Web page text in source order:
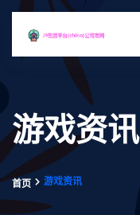
游戏资讯
首页 游戏资讯